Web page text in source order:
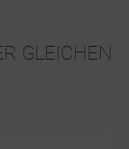
GLEICHEN